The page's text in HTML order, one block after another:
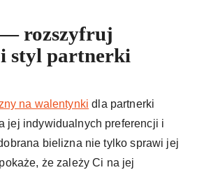
rozszyfruj
styl partnerki
na walentynki dla partnerki
jej indywidualnych preferencji i
bielizna nie tylko sprawi jej
że zależy Ci na jej